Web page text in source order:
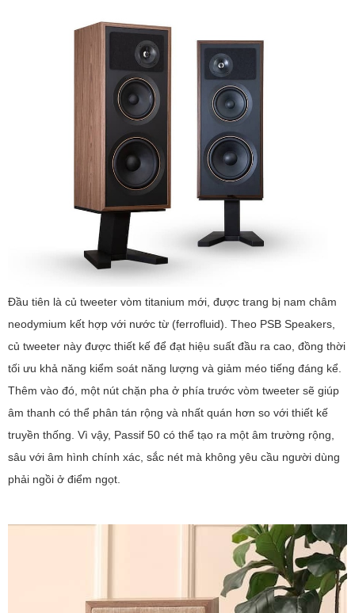
Đầu tiên là củ tweeter vòm titanium mới, được trang bị nam châm
neodymium kết hợp với nước từ (ferrofluid). Theo PSB Speakers,
củ tweeter này được thiết kế để đạt hiệu suất đầu ra cao, đồng thời
tối ưu khả năng kiểm soát năng lượng và giảm méo tiếng đáng kể.
Thêm vào đó, một nút chặn pha ở phía trước vòm tweeter sẽ giúp
âm thanh có thể phân tán rộng và nhất quán hơn so với thiết kế
truyền thống. Vì vậy, Passif 50 có thể tạo ra một âm trường rộng,
sâu với âm hình chính xác, sắc nét mà không yêu cầu người dùng
phải ngồi ở điểm ngọt.